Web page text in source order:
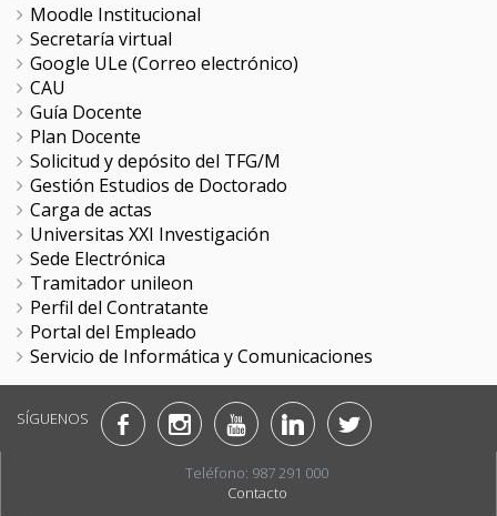
Moodle Institucional
Secretaría virtual
Google ULe (Correo electrónico)
CAU
Guía Docente
Plan Docente
Solicitud y depósito del TFG/M
Gestión Estudios de Doctorado
Carga de actas
Universitas XXI Investigación
Sede Electrónica
Tramitador unileon
Perfil del Contratante
Portal del Empleado
Servicio de Informática y Comunicaciones
SÍGUENOS
Teléfono: 987 291 000
Contacto